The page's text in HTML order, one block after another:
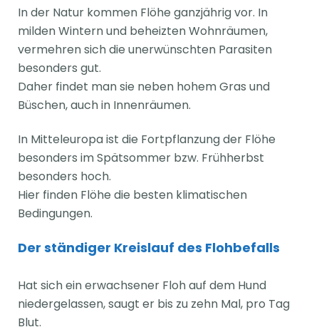
In der Natur kommen Flöhe ganzjährig vor. In
milden Wintern und beheizten Wohnräumen,
vermehren sich die unerwünschten Parasiten
besonders gut.
Daher findet man sie neben hohem Gras und
Büschen, auch in Innenräumen.
In Mitteleuropa ist die Fortpflanzung der Flöhe
besonders im Spätsommer bzw. Frühherbst
besonders hoch.
Hier finden Flöhe die besten klimatischen
Bedingungen.
Der ständiger Kreislauf des Flohbefalls
Hat sich ein erwachsener Floh auf dem Hund
niedergelassen, saugt er bis zu zehn Mal, pro Tag
Blut.